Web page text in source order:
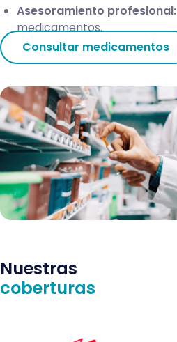
Asesoramiento profesional:
medicamentos.
Consultar medicamentos
Nuestras
coberturas